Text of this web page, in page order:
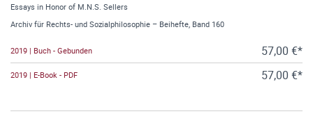
Essays in Honor of M.N.S. Sellers
Archiv für Rechts- und Sozialphilosophie – Beihefte, Band 160
2019 | Buch - Gebunden 57,00 €*
2019 | E-Book - PDF 57,00 €*